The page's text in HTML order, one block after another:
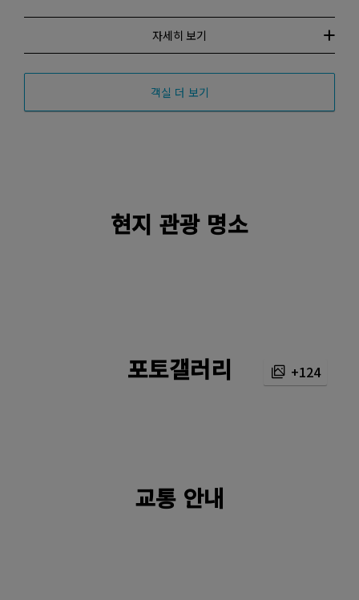
자세히 보기
객실 더 보기
현지 관광 명소
포토갤러리 +124
교통 안내